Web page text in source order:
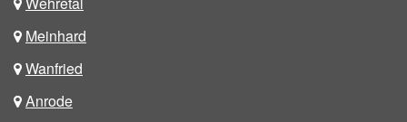
Meinhard
Wanfried
Anrode